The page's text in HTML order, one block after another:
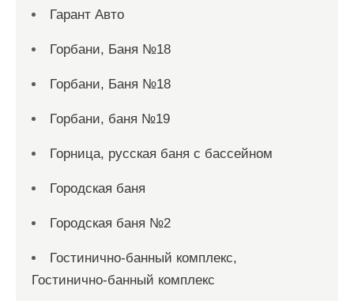
Гарант Авто
Горбани, Баня №18
Горбани, Баня №18
Горбани, баня №19
Горница, русская баня с бассейном
Городская баня
Городская баня №2
Гостинично-банный комплекс,
Гостинично-банный комплекс